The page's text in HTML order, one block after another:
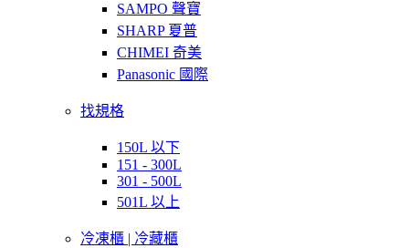
SAMPO 聲寶
SHARP 夏普
CHIMEI 奇美
Panasonic 國際
找規格
150L 以下
151 - 300L
301 - 500L
501L 以上
冷凍櫃 | 冷藏櫃